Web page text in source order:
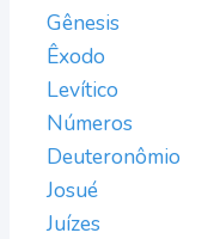
Gênesis
Êxodo
Levítico
Números
Deuteronômio
Josué
Juízes